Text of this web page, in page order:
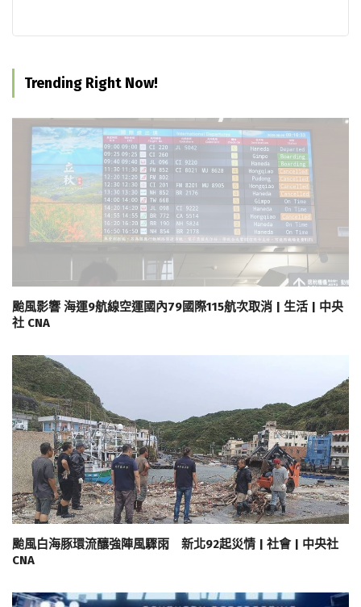
Trending Right Now!
颱風影響 海運9航線空運國內79國際115航次取消 | 生活 | 中央
社 CNA
颱風白海豚環流釀強陣風驟雨 新北92起災情 | 社會 | 中央社
CNA